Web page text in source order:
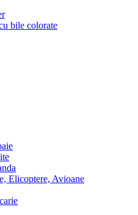
bile colorate
Elicoptere, Avioane